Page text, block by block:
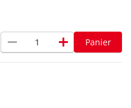
remove add Panier